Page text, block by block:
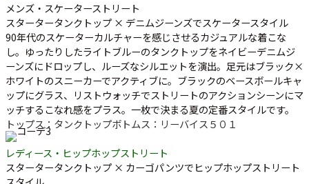
メンズ・スケーターストリート
スタータータンクトップ × デニムジーンズでスケータースタイル
90年代のスケーターカルチャーを感じさせるカジュアルな着こな
し。ゆったりしたライトブルーのタンクトップをネイビーデニムジ
ーンズにドロップし、ルーズなシルエットを演出。足元はブラック×
ホワイトのスニーカーでアクティブに。ブラックのベースボールキャ
ップにグラス、リストウォッチでストリートのアクションシーンにマ
ッチするこなれ感をプラス。一枚で決まる夏の定番スタイルです。
トップス：タンクトップボトムス：リーバイス５０１
レディース・ヒップホップストリート
スタータータンクトップ × カーゴパンツでヒップホップストリート